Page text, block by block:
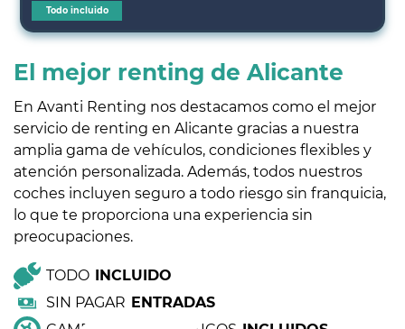
Todo incluido
El mejor renting de Alicante
En Avanti Renting nos destacamos como el mejor
servicio de renting en Alicante gracias a nuestra
amplia gama de vehículos, condiciones flexibles y
atención personalizada. Además, todos nuestros
coches incluyen seguro a todo riesgo sin franquicia,
lo que te proporciona una experiencia sin
preocupaciones.
TODO INCLUIDO
SIN PAGAR ENTRADAS